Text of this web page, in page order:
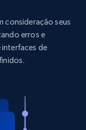
agora
Title, Rating,
item, Initial
consideração seus
erros e
de